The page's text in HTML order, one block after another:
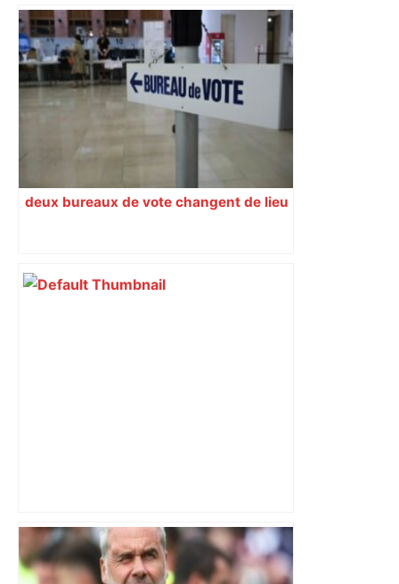
deux bureaux de vote changent de lieu
Aix s'offre Toulouse, qui dit au revoir
aux places européennes – L'Équipe